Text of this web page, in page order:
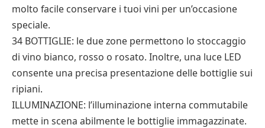
molto facile conservare i tuoi vini per un’occasione
speciale.
34 BOTTIGLIE: le due zone permettono lo stoccaggio
di vino bianco, rosso o rosato. Inoltre, una luce LED
consente una precisa presentazione delle bottiglie sui
ripiani.
ILLUMINAZIONE: l’illuminazione interna commutabile
mette in scena abilmente le bottiglie immagazzinate.